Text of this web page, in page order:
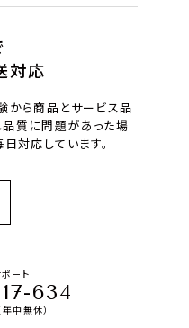
対応
から商品とサービス品
品質に問題があった場
対応しています。
ート
634
中無休）